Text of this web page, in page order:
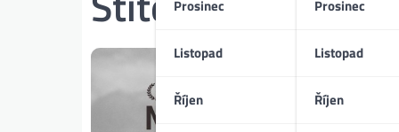
Prosinec
Listopad
Říjen
Prosinec
Listopad
Říjen